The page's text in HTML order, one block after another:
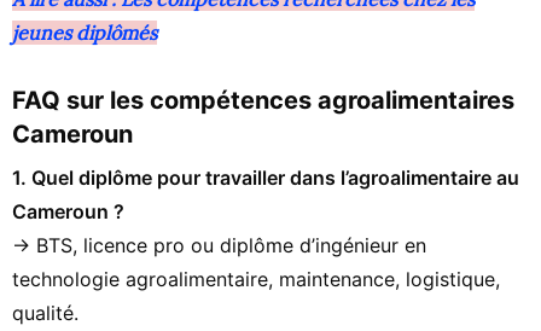
jeunes diplômés
FAQ sur les compétences agroalimentaires
Cameroun
1. Quel diplôme pour travailler dans l’agroalimentaire au
Cameroun ?
→ BTS, licence pro ou diplôme d’ingénieur en
technologie agroalimentaire, maintenance, logistique,
qualité.